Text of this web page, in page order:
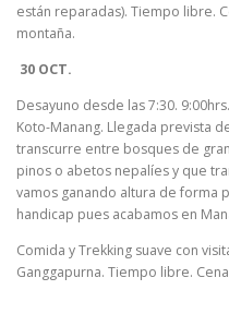
están reparadas). Tiempo libre.
montaña.
30 OCT.
Desayuno desde las 7:30.
Koto-Manang. Llegada prevista
transcurre entre bosques de
pinos o abetos nepalíes y que
vamos ganando altura de forma
handicap pues acabamos en
Comida y Trekking suave con
Ganggapurna. Tiempo libre.